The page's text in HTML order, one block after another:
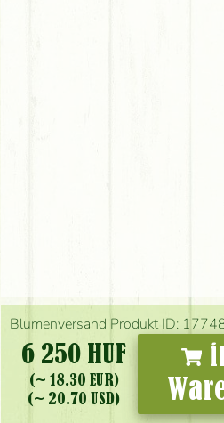
Blumenversand Produkt ID:
6 250 HUF
(~ 18.30 EUR)
(~ 20.70 USD)